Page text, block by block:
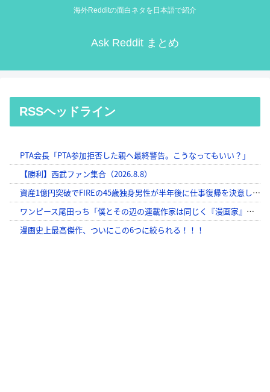
海外Redditの面白ネタを日本語で紹介
Ask Reddit まとめ
RSSヘッドライン